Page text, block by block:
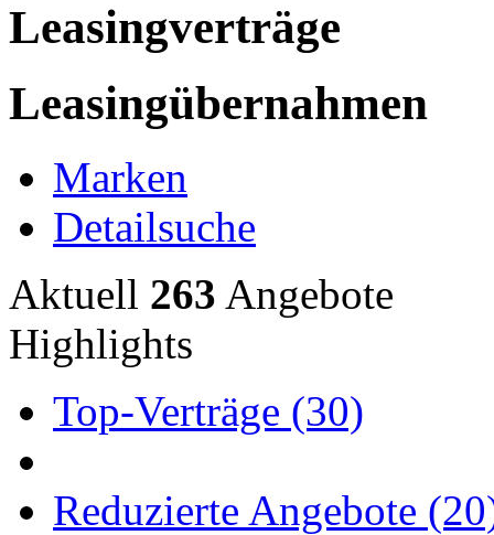
Leasingverträge
Leasingübernahmen
Marken
Detailsuche
Aktuell 263 Angebote
Highlights
Top-Verträge (30)
Reduzierte Angebote